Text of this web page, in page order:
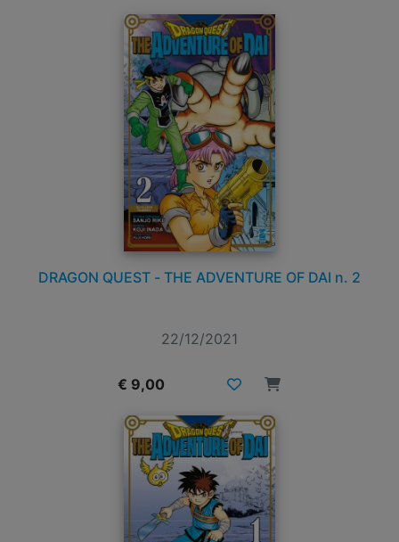
DRAGON QUEST - THE ADVENTURE OF DAI n. 2
22/12/2021
€ 9,00